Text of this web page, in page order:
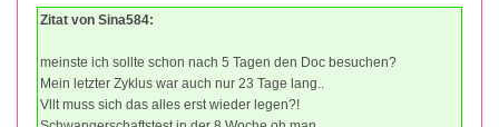
Zitat von Sina584:
meinste ich sollte schon nach 5 Tagen den Doc besuchen?
Mein letzter Zyklus war auch nur 23 Tage lang..
Vllt muss sich das alles erst wieder legen?!